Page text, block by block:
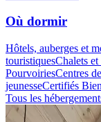
Où dormir
Hôtels, auberges et
touristiquesChalets
PourvoiriesCentres
jeunesseCertifiés
Tous les